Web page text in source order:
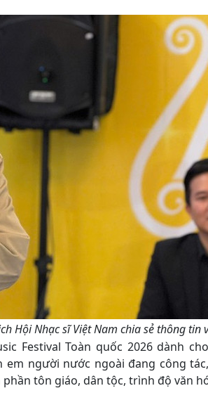
Hội Nhạc sĩ Việt Nam chia sẻ thông tin
Festival Toàn quốc 2026 dành
người nước ngoài đang công
tôn giáo, dân tộc, trình độ văn